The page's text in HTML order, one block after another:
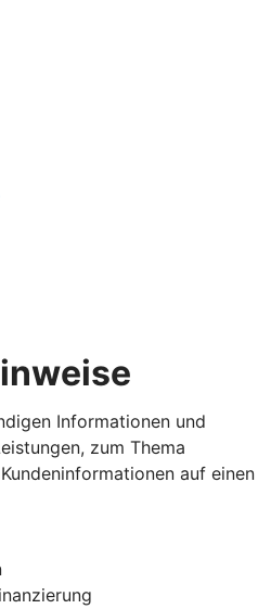
Informationen und
zum Thema
auf einen